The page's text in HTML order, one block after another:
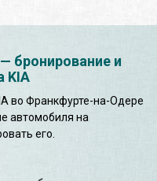
бронирование и
KIA
во Франкфурте-на-Одере
автомобиля на
его.